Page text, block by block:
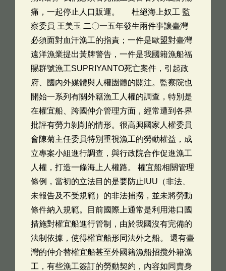
痛，一起停止人口販運。 杜絕海上奴工 監
察委員 王美玉 二〇一五年發生兩件事讓臺灣
必須面對血汗漁工的指責；一件是歐盟對臺灣
遠洋漁業提出黃牌警告，一件是我國籍漁船福
賜群號漁工SUPRIYANTO死亡案件，引起政
府、國內外媒體與人權團體的關注。監察院也
開始一系列有關外籍漁工人權的調查，特別是
在權宜船、跨國仲介管理方面，經常遭到各界
批評有勞力剝削的情形。很高興國家人權委員
會陳菊主任委員特別重視漁工的勞動權益，成
立專案小組進行調查，與行政院合作促進漁工
人權，打造一條海上人權路。 權宜船相關管理
條例，當初的立法目的是要防止IUU（非法、
未報告及不受規範）的非法捕撈，並未將勞動
條件納入規範。目前國際上通常是利用港口國
措施對權宜船進行管制，由於我國沒有完備的
法制依據，使得權宜船形同法外之船。 還有臺
灣的仲介替權宜船甚至外國籍漁船招攬外籍漁
工，有些漁工簽訂的勞動契約，內容如同賣身